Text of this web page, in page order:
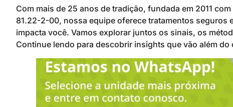
Com mais de 25 anos de tradição, fundada em 2011
81.22-2-00, nossa equipe oferece tratamentos seguros
impacta você. Vamos explorar juntos os sinais, os
Continue lendo para descobrir insights que vão além